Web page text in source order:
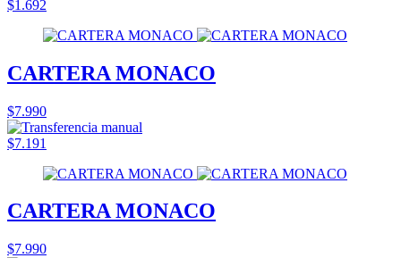
$1.692
CARTERA MONACO
$7.990
$7.191
CARTERA MONACO
$7.990